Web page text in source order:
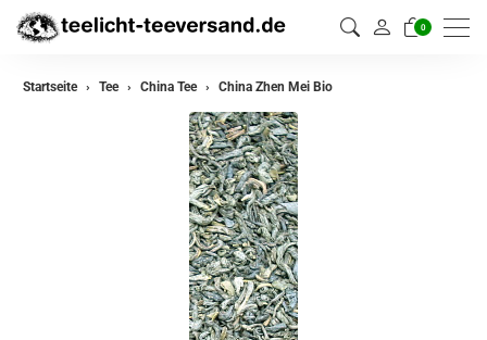
0
zurück
Startseite Tee China Tee China Zhen Mei Bio